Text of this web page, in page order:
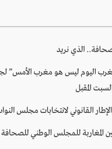
الذي نريد
اليوم ليس هو مغرب الأمس”
المقبل
القانوني لانتخابات مجلس
المغاربة للمجلس الوطني